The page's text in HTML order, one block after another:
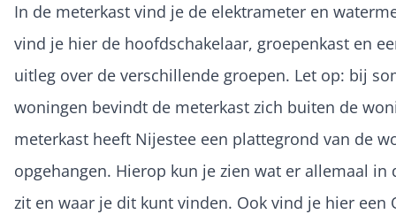
In de meterkast vind je de elektrameter en
vind je hier de hoofdschakelaar, groepenkast en
uitleg over de verschillende groepen. Let op: bij
woningen bevindt de meterkast zich buiten de
meterkast heeft Nijestee een plattegrond van de
opgehangen. Hierop kun je zien wat er allemaal in
zit en waar je dit kunt vinden. Ook vind je hier een